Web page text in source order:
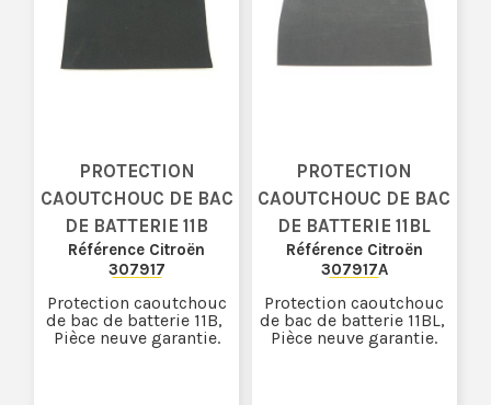
PROTECTION
CAOUTCHOUC DE BAC
DE BATTERIE 11B
Référence Citroën
307917
Protection caoutchouc
de bac de batterie 11B,
Pièce neuve garantie.
PROTECTION
CAOUTCHOUC DE BAC
DE BATTERIE 11BL
Référence Citroën
307917A
Protection caoutchouc
de bac de batterie 11BL,
Pièce neuve garantie.